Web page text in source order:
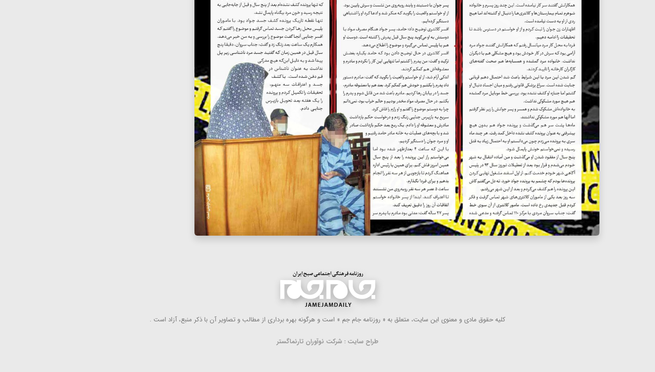
كلیه حقوق مادی و معنوی این سایت، متعلق به « روزنامه جام جم » است و هرگونه بهره ‌برداری از مطالب و تصاویر آن با ذكر منبع، آزاد است .
طراح سایت : شرکت نوآوران تارنماگستر